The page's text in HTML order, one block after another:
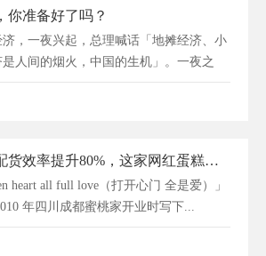
你准备好了吗？
，一夜兴起，总理喊话「地摊经济、小
是人间的烟火，中国的生机」。一夜之
订单配货效率提升80%，这家网红蛋糕店说出了它的经营秘密
heart all full love（打开心门 全是爱）」
年四川成都蜜桃家开业时写下...